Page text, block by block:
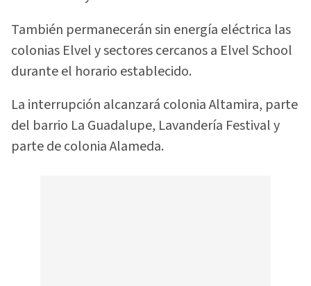
También permanecerán sin energía eléctrica las
colonias Elvel y sectores cercanos a Elvel School
durante el horario establecido.
La interrupción alcanzará colonia Altamira, parte
del barrio La Guadalupe, Lavandería Festival y
parte de colonia Alameda.